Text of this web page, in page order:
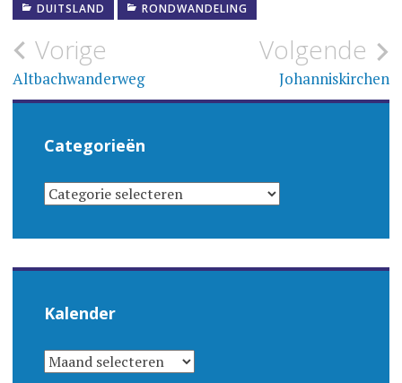
DUITSLAND RONDWANDELING
Bericht
navigatie
Vorige
Altbachwanderweg
Volgende
Johanniskirchen
Categorieën
CATEGORIEËN
Kalender
KALENDER